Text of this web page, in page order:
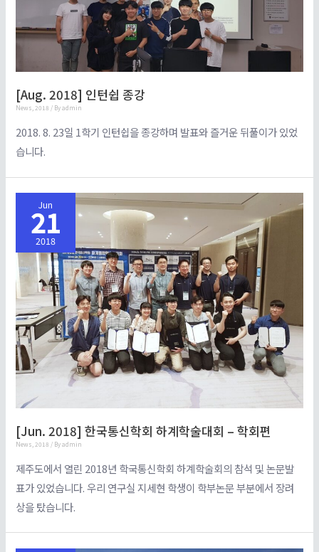
[Aug. 2018] 인턴쉽 종강
News 2018 / Byadmin
2018. 8. 23일 1학기 인턴쉽을 종강하며 발표와 즐거운 뒤풀이가 있었
습니다.
Jun
21
2018
[Jun. 2018] 한국통신학회 하계학술대회 – 학회편
News 2018 / Byadmin
제주도에서 열린 2018년 학국통신학회 하계학술회의 참석 및 논문발
표가 있었습니다. 우리 연구실 지세현 학생이 학부논문 부분에서 장려
상을 탔습니다.